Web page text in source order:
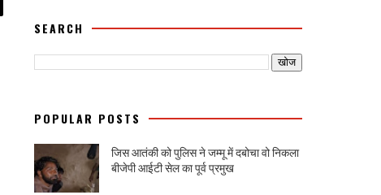
SEARCH
POPULAR POSTS
जिस आतंकी को पुलिस ने जम्मू में दबोचा वो निकला
बीजेपी आईटी सेल का पूर्व प्रमुख